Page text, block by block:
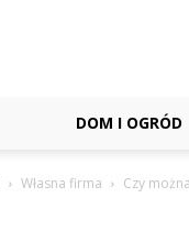
DOM I OGRÓD
Własna firma Czy